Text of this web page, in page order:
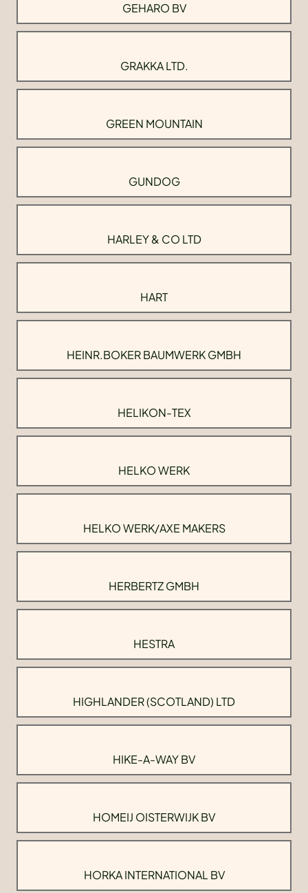
GEHARO BV
GRAKKA LTD.
GREEN MOUNTAIN
GUNDOG
HARLEY & CO LTD
HART
HEINR.BOKER BAUMWERK GMBH
HELIKON-TEX
HELKO WERK
HELKO WERK/AXE MAKERS
HERBERTZ GMBH
HESTRA
HIGHLANDER (SCOTLAND) LTD
HIKE-A-WAY BV
HOMEIJ OISTERWIJK BV
HORKA INTERNATIONAL BV